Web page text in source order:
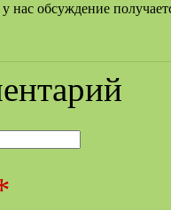
нас обсуждение